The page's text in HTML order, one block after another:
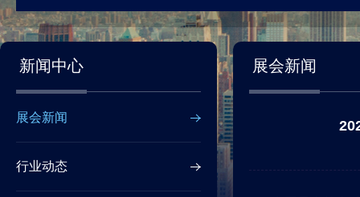
新闻中心
展会新闻
行业动态
展会新闻